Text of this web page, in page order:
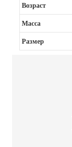
Возраст
Масса
Размер